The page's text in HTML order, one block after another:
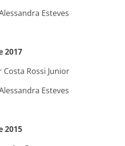
Esteves
2017
Rossi Junior
Esteves
2015